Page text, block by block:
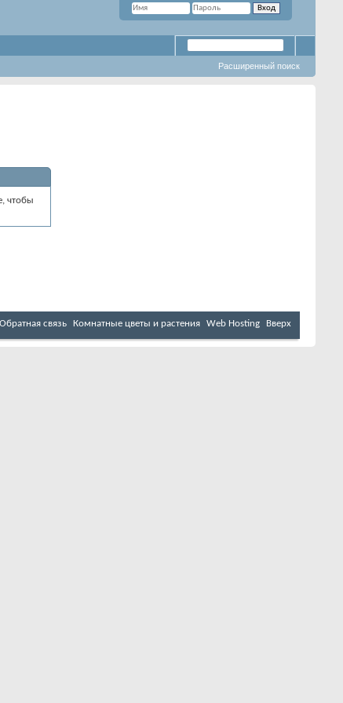
Расширенный поиск
чтобы
Обратная связь Комнатные цветы и растения Web Hosting Вверх